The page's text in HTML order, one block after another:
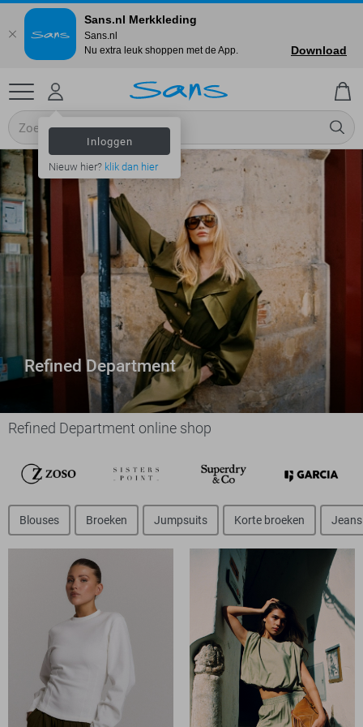
Inloggen
Nieuw hier? klik dan hier
Refined Department
Refined Department online shop
Blouses Broeken Jumpsuits Korte broeken Jeans
Sans.nl Merkkleding
Sans.nl
Nu extra leuk shoppen met de App.
Download